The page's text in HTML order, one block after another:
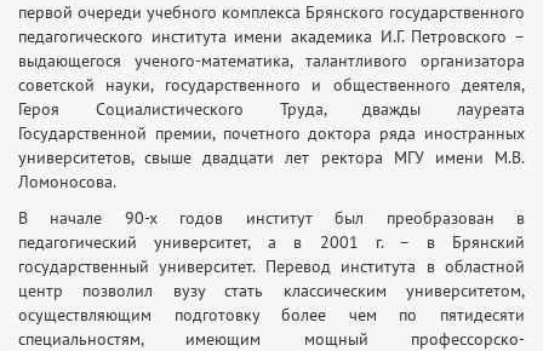
первой очереди учебного комплекса Брянского государственного
педагогического института имени академика И.Г. Петровского –
выдающегося ученого-математика, талантливого организатора
советской науки, государственного и общественного деятеля,
Героя Социалистического Труда, дважды лауреата
Государственной премии, почетного доктора ряда иностранных
университетов, свыше двадцати лет ректора МГУ имени М.В.
Ломоносова.
В начале 90-х годов институт был преобразован в
педагогический университет, а в 2001 г. – в Брянский
государственный университет. Перевод института в областной
центр позволил вузу стать классическим университетом,
осуществляющим подготовку более чем по пятидесяти
специальностям, имеющим мощный профессорско-